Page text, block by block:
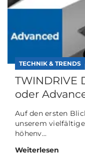
TECHNIK & TRENDS
TWINDRIVE
oder
Auf den ersten
unserem
höhenv...
Weiterlesen